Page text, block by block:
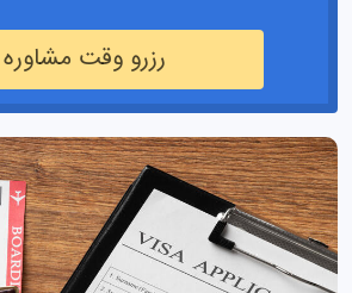
رزرو وقت مشاوره